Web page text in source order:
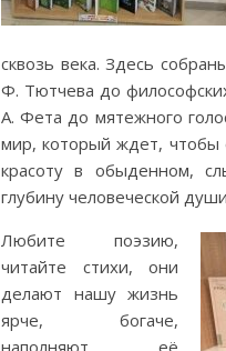
сквозь века. Здесь
Ф. Тютчева до
А. Фета до мятежного
мир, который ждет, чтобы
красоту в обыденном,
глубину человеческой
Любите поэзию,
читайте стихи, они
делают нашу жизнь
ярче, богаче,
наполняют её